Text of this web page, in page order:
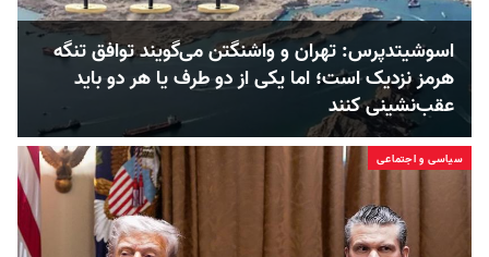
اسوشیتدپرس: تهران و واشنگتن می‌گویند توافق تنگه
هرمز نزدیک است؛ اما یکی از دو طرف یا هر دو باید
عقب‌نشینی کنند
سیاسی و اجتماعی